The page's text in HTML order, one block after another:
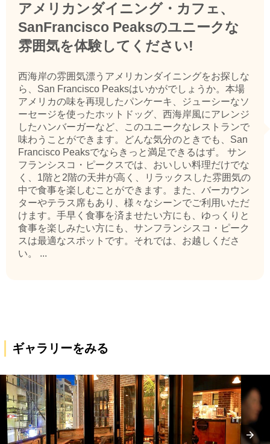
アメリカンダイニング・カフェ、
SanFrancisco Peaksのユニークな
雰囲気を体験してください!
西海岸の雰囲気漂うアメリカンダイニングをお探しな
ら、San Francisco Peaksはいかがでしょうか。本場
アメリカの味を再現したパンケーキ、ジューシーなソ
ーセージを使ったホットドッグ、西海岸風にアレンジ
したハンバーガーなど、このユニークなレストランで
味わうことができます。どんな気分のときでも、San
Francisco Peaksでならきっと満足できるはず。 サン
フランシスコ・ピークスでは、おいしい料理だけでな
く、1階と2階の天井が高く、リラックスした雰囲気の
中で食事を楽しむことができます。また、バーカウン
ターやテラス席もあり、様々なシーンでご利用いただ
けます。手早く食事を済ませたい方にも、ゆっくりと
食事を楽しみたい方にも、サンフランシスコ・ピーク
スは最適なスポットです。それでは、お越しくださ
い。 ...
ギャラリーをみる